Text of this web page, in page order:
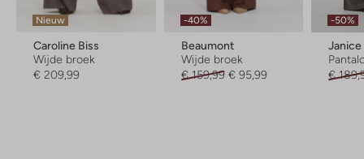
Nieuw
Caroline Biss
Wijde broek
€ 209,99
-40%
Beaumont
Wijde broek
€ 159,99 € 95,99
-50%
Janice
€